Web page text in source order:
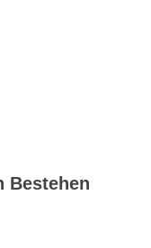
Bestehen